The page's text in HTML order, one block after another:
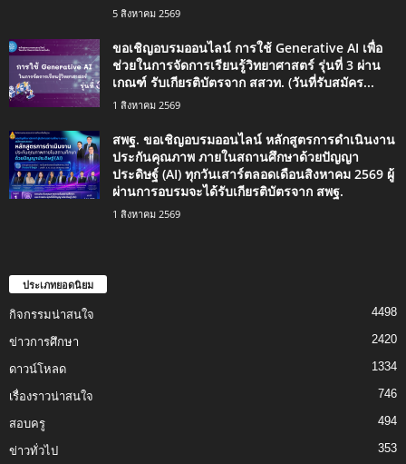
5 สิงหาคม 2569
ขอเชิญอบรมออนไลน์ การใช้ Generative AI เพื่อ
ช่วยในการจัดการเรียนรู้วิทยาศาสตร์ รุ่นที่ 3 ผ่าน
เกณฑ์ รับเกียรติบัตรจาก สสวท. (วันที่รับสมัคร...
1 สิงหาคม 2569
สพฐ. ขอเชิญอบรมออนไลน์ หลักสูตรการดำเนินงาน
ประกันคุณภาพ ภายในสถานศึกษาด้วยปัญญา
ประดิษฐ์ (AI) ทุกวันเสาร์ตลอดเดือนสิงหาคม 2569 ผู้
ผ่านการอบรมจะได้รับเกียรติบัตรจาก สพฐ.
1 สิงหาคม 2569
ประเภทยอดนิยม
กิจกรรมน่าสนใจ 4498
ข่าวการศึกษา 2420
ดาวน์โหลด 1334
เรื่องราวน่าสนใจ 746
สอบครู 494
ข่าวทั่วไป 353